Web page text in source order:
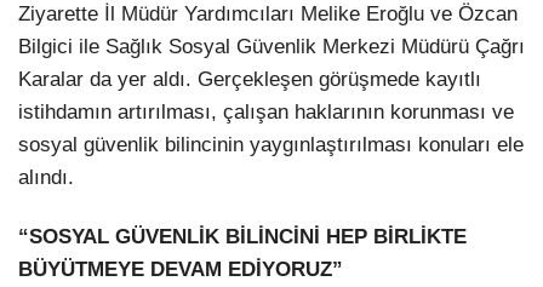
Ziyarette İl Müdür Yardımcıları Melike Eroğlu ve Özcan
Bilgici ile Sağlık Sosyal Güvenlik Merkezi Müdürü Çağrı
Karalar da yer aldı. Gerçekleşen görüşmede kayıtlı
istihdamın artırılması, çalışan haklarının korunması ve
sosyal güvenlik bilincinin yaygınlaştırılması konuları ele
alındı.
“SOSYAL GÜVENLİK BİLİNCİNİ HEP BİRLİKTE
BÜYÜTMEYE DEVAM EDİYORUZ”